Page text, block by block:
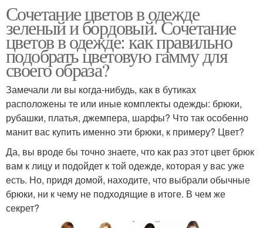
Сочетание цветов в одежде
зеленый и бордовый. Сочетание
цветов в одежде: как правильно
подобрать цветовую гамму для
своего образа?
Замечали ли вы когда-нибудь, как в бутиках
расположены те или иные комплекты одежды: брюки,
рубашки, платья, джемпера, шарфы? Что так особенно
манит вас купить именно эти брюки, к примеру? Цвет?
Да, вы вроде бы точно знаете, что как раз этот цвет брюк
вам к лицу и подойдет к той одежде, которая у вас уже
есть. Но, придя домой, находите, что выбрали обычные
брюки, ни к чему не подходящие в итоге. В чем же
секрет?